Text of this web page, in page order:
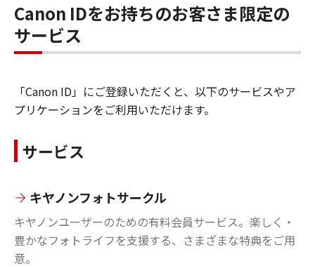
Canon IDをお持ちのお客さま限定の
サービス
「Canon ID」にご登録いただくと、以下のサービスやア
プリケーションをご利用いただけます。
サービス
キヤノンフォトサークル
キヤノンユーザーのための有料会員サービス。楽しく・
豊かなフォトライフを支援する、さまざまな特典をご用
意。